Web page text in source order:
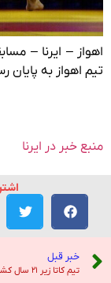
اهواز – ایرنا –
تیم اهواز به پایان
منبع خبر در ایرنا
خبر قبل